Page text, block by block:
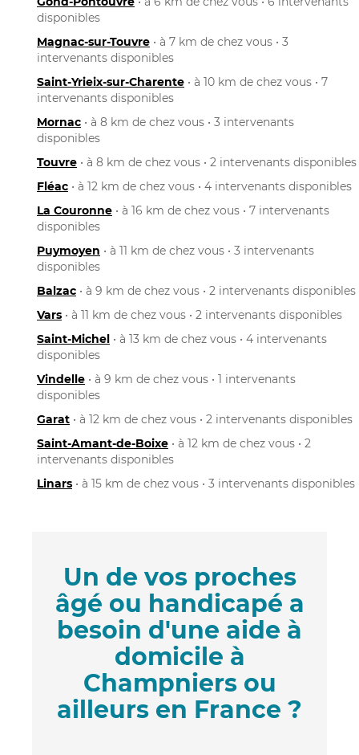
disponibles
Magnac-sur-Touvre • à 7 km de chez vous • 3
intervenants disponibles
Saint-Yrieix-sur-Charente • à 10 km de chez vous • 7
intervenants disponibles
Mornac • à 8 km de chez vous • 3 intervenants
disponibles
Touvre • à 8 km de chez vous • 2 intervenants disponibles
Fléac • à 12 km de chez vous • 4 intervenants disponibles
La Couronne • à 16 km de chez vous • 7 intervenants
disponibles
Puymoyen • à 11 km de chez vous • 3 intervenants
disponibles
Balzac • à 9 km de chez vous • 2 intervenants disponibles
Vars • à 11 km de chez vous • 2 intervenants disponibles
Saint-Michel • à 13 km de chez vous • 4 intervenants
disponibles
Vindelle • à 9 km de chez vous • 1 intervenants
disponibles
Garat • à 12 km de chez vous • 2 intervenants disponibles
Saint-Amant-de-Boixe • à 12 km de chez vous • 2
intervenants disponibles
Linars • à 15 km de chez vous • 3 intervenants disponibles
Un de vos proches
âgé ou handicapé a
besoin d'une aide à
domicile à
Champniers ou
ailleurs en France ?